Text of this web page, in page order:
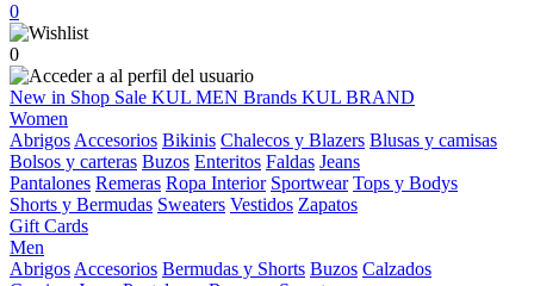
0
0
New in Shop Sale KUL MEN Brands KUL BRAND
Women
Abrigos Accesorios Bikinis Chalecos y Blazers Blusas y camisas
Bolsos y carteras Buzos Enteritos Faldas Jeans
Pantalones Remeras Ropa Interior Sportwear Tops y Bodys
Shorts y Bermudas Sweaters Vestidos Zapatos
Gift Cards
Men
Abrigos Accesorios Bermudas y Shorts Buzos Calzados